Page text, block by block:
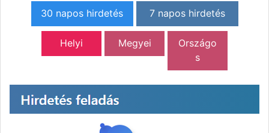
30 napos hirdetés 7 napos hirdetés
Helyi Megyei
Országo
s